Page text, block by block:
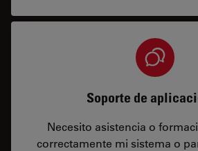
Soporte de
Necesito asistencia o
correctamente mi sistema o